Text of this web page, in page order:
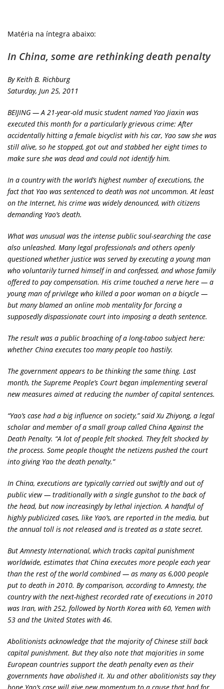
Matéria na íntegra abaixo:
In China, some are rethinking death penalty
By Keith B. Richburg
Saturday, Jun 25, 2011
BEIJING — A 21-year-old music student named Yao Jiaxin was
executed this month for a particularly grievous crime: After
accidentally hitting a female bicyclist with his car, Yao saw she was
still alive, so he stopped, got out and stabbed her eight times to
make sure she was dead and could not identify him.
In a country with the world’s highest number of executions, the
fact that Yao was sentenced to death was not uncommon. At least
on the Internet, his crime was widely denounced, with citizens
demanding Yao’s death.
What was unusual was the intense public soul-searching the case
also unleashed. Many legal professionals and others openly
questioned whether justice was served by executing a young man
who voluntarily turned himself in and confessed, and whose family
offered to pay compensation. His crime touched a nerve here — a
young man of privilege who killed a poor woman on a bicycle —
but many blamed an online mob mentality for forcing a
supposedly dispassionate court into imposing a death sentence.
The result was a public broaching of a long-taboo subject here:
whether China executes too many people too hastily.
The government appears to be thinking the same thing. Last
month, the Supreme People’s Court began implementing several
new measures aimed at reducing the number of capital sentences.
“Yao’s case had a big influence on society,” said Xu Zhiyong, a legal
scholar and member of a small group called China Against the
Death Penalty. “A lot of people felt shocked. They felt shocked by
the process. Some people thought the netizens pushed the court
into giving Yao the death penalty.”
In China, executions are typically carried out swiftly and out of
public view — traditionally with a single gunshot to the back of
the head, but now increasingly by lethal injection. A handful of
highly publicized cases, like Yao’s, are reported in the media, but
the annual toll is not released and is treated as a state secret.
But Amnesty International, which tracks capital punishment
worldwide, estimates that China executes more people each year
than the rest of the world combined — as many as 6,000 people
put to death in 2010. By comparison, according to Amnesty, the
country with the next-highest recorded rate of executions in 2010
was Iran, with 252, followed by North Korea with 60, Yemen with
53 and the United States with 46.
Abolitionists acknowledge that the majority of Chinese still back
capital punishment. But they also note that majorities in some
European countries support the death penalty even as their
governments have abolished it. Xu and other abolitionists say they